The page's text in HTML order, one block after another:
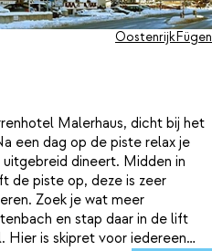
OostenrijkFügen
Malerhaus, dicht bij het
een dag op de piste relax je
uitgebreid dineert. Midden in
de piste op, deze is zeer
Zoek je wat meer
en stap daar in de lift
Hier is skipret voor iedereen